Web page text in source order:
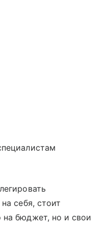
себя, стоит
на бюджет, но и свои